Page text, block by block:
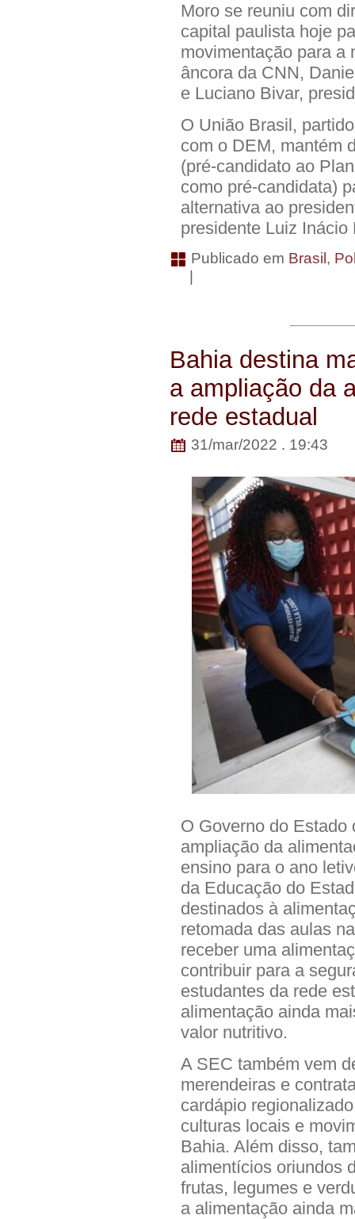
Moro se reuniu com
capital paulista hoje
movimentação para a
âncora da CNN,
e Luciano Bivar,
O União Brasil,
com o DEM, mantém
(pré-candidato ao
como pré-candidata)
alternativa ao
presidente Luiz
Publicado em Brasil ,
Bahia destina
a ampliação da
rede estadual
31/mar/2022 . 19:43
O Governo do Estado
ampliação da
ensino para o ano
da Educação do
destinados à
retomada das aulas
receber uma
contribuir para a
estudantes da rede
alimentação ainda
valor nutritivo.
A SEC também vem
merendeiras e
cardápio
culturas locais e
Bahia. Além disso,
alimentícios oriundos
frutas, legumes e
a alimentação ainda